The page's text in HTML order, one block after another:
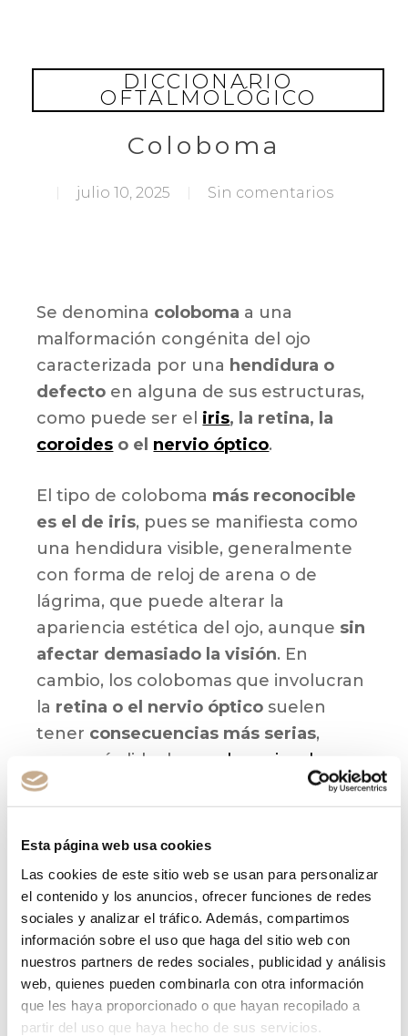
Esta página web usa cookies
Las cookies de este sitio web se usan para personalizar
el contenido y los anuncios, ofrecer funciones de redes
sociales y analizar el tráfico. Además, compartimos
información sobre el uso que haga del sitio web con
nuestros partners de redes sociales, publicidad y análisis
web, quienes pueden combinarla con otra información
que les haya proporcionado o que hayan recopilado a
partir del uso que haya hecho de sus servicios.
main
DICCIONARIO
OFTALMOLÓGICO
Coloboma
julio 10, 2025 Sin comentarios
Se denomina coloboma a una
malformación congénita del ojo
caracterizada por una hendidura o
defecto en alguna de sus estructuras,
como puede ser el iris, la retina, la
coroides o el nervio óptico.
El tipo de coloboma más reconocible
es el de iris, pues se manifiesta como
una hendidura visible, generalmente
con forma de reloj de arena o de
lágrima, que puede alterar la
apariencia estética del ojo, aunque sin
afectar demasiado la visión. En
cambio, los colobomas que involucran
la retina o el nervio óptico suelen
tener consecuencias más serias,
como pérdida de
agudeza visual
sensibilidad a la luz o problemas de
percepción del campo visual.
elnacimientomediante exploración
ocular, aunque en algunos casos leves
puede pasar desapercibido hasta
etapas posteriores. Y, aunqueno
existe un tratamiento curativo
pueden utilizarselentes especiales,